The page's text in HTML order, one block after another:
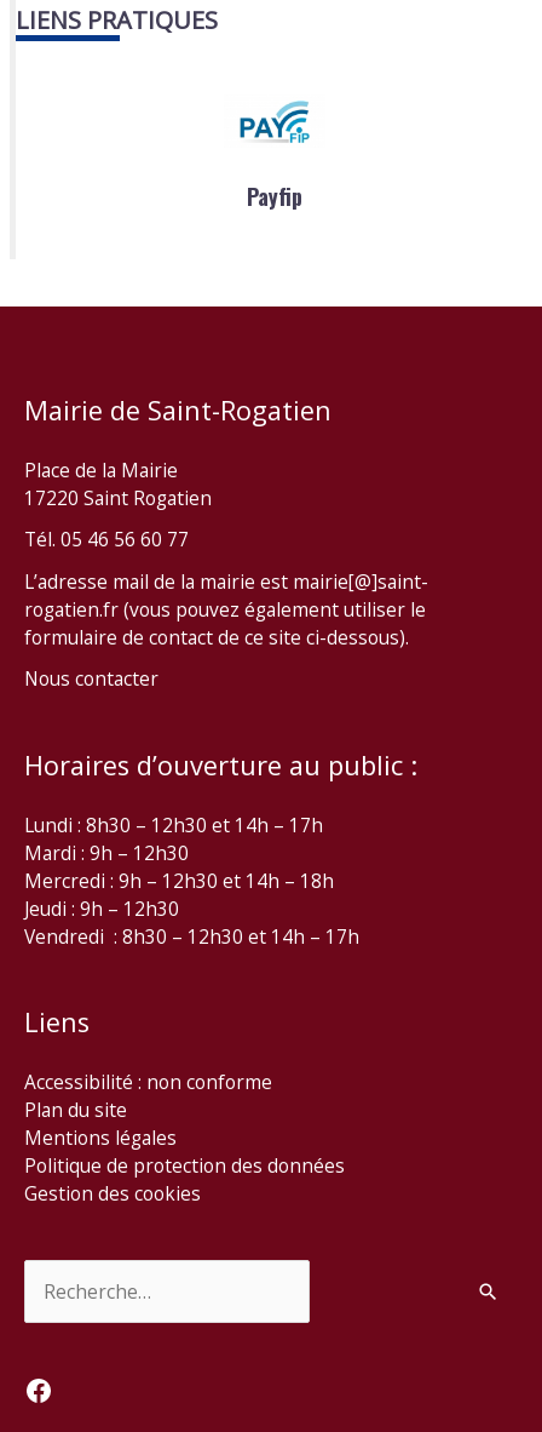
LIENS PRATIQUES
Payfip
Mairie de Saint-Rogatien
Place de la Mairie
17220 Saint Rogatien
Tél. 05 46 56 60 77
L’adresse mail de la mairie est mairie[@]saint-
rogatien.fr (vous pouvez également utiliser le
formulaire de contact de ce site ci-dessous).
Nous contacter
Horaires d’ouverture au public :
Lundi : 8h30 – 12h30 et 14h – 17h
Mardi : 9h – 12h30
Mercredi : 9h – 12h30 et 14h – 18h
Jeudi : 9h – 12h30
Vendredi : 8h30 – 12h30 et 14h – 17h
Liens
Accessibilité : non conforme
Plan du site
Mentions légales
Politique de protection des données
Gestion des cookies
Facebook